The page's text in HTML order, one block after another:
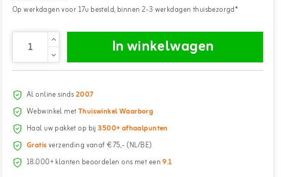
Op werkdagen voor 17u besteld, binnen 2-3 werkdagen thuisbezorgd*
In winkelwagen
Al online sinds2007
Webwinkel metThuiswinkel Waarborg
Haal uw pakket op bij3500+ afhaalpunten
Gratisverzending vanaf €75,- (NL/BE)
18.000+ klanten beoordelen ons met een9.1